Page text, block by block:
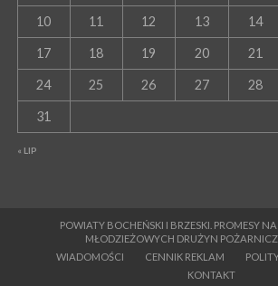
« LIP
10 11 12 13 14
17 18 19 20 21
24 25 26 27 28
31
POWIATY BOCHEŃSKI I BRZESKI. PROMESY
MŁODZIEŻOWYCH DRUŻYN
WIADOMOŚCI
CENNIK REKLAM
KONTAKT